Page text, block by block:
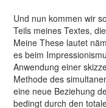
Und nun kommen wir
Teils meines Textes,
Meine These lautet
es beim
Anwendung einer
Methode des
eine neue Beziehung
bedingt durch den